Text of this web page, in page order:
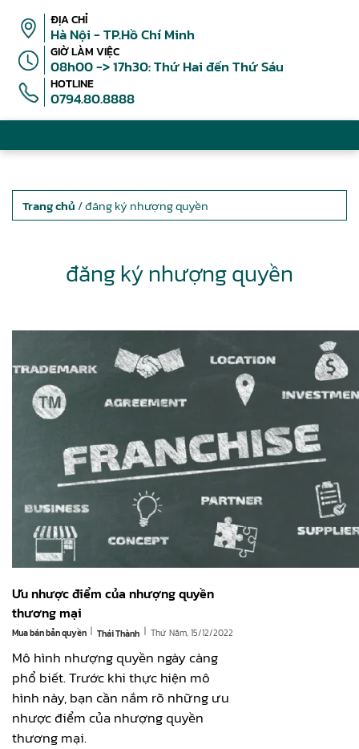
ĐỊA CHỈ
Hà Nội - TP.Hồ Chí Minh
GIỜ LÀM VIỆC
08h00 -> 17h30: Thứ Hai đến Thứ Sáu
HOTLINE
0794.80.8888
Trang chủ / đăng ký nhượng quyền
đăng ký nhượng quyền
Ưu nhược điểm của nhượng quyền
thương mại
Mua bán bản quyền | Thái Thành | Thứ Năm, 15/12/2022
Mô hình nhượng quyền ngày càng
phổ biết. Trước khi thực hiện mô
hình này, bạn cần nắm rõ những ưu
nhược điểm của nhượng quyền
thương mại.